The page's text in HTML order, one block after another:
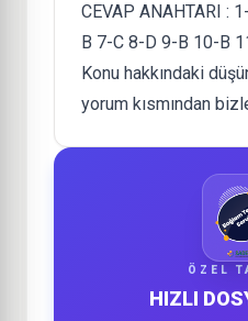
CEVAP ANAHTARI :
B 7-C 8-D 9-B 10-B
Konu hakkındaki
yorum kısmından
ÖZEL
HIZLI